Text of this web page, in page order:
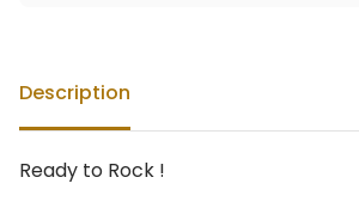
Description
Ready to Rock !